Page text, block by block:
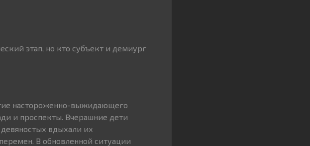
этап, но кто субъект и демиург
настороженно-выжидающего
и проспекты. Вчерашние дети
вдыхали их
В обновленной ситуации